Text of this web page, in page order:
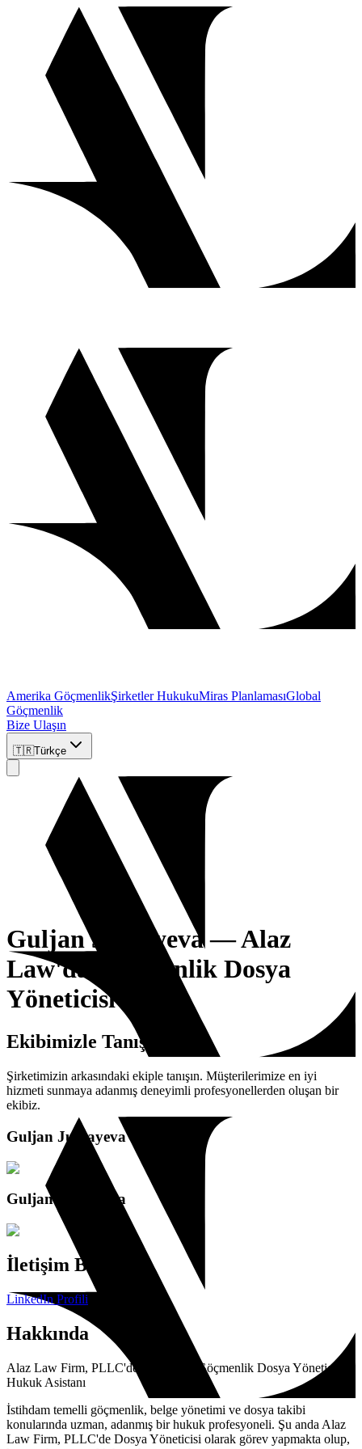
Amerika GöçmenlikŞirketler HukukuMiras PlanlamasıGlobal
Göçmenlik
Bize Ulaşın
🇹🇷Türkçe
Guljan Jumayeva — Alaz
Law'da Göçmenlik Dosya
Yöneticisi
Ekibimizle Tanışın
Şirketimizin arkasındaki ekiple tanışın. Müşterilerimize en iyi
hizmeti sunmaya adanmış deneyimli profesyonellerden oluşan bir
ekibiz.
Guljan Jumayeva
Guljan Jumayeva
İletişim Bilgileri
LinkedIn Profili
Hakkında
Alaz Law Firm, PLLC'de Paralegal | Göçmenlik Dosya Yöneticisi |
Hukuk Asistanı
İstihdam temelli göçmenlik, belge yönetimi ve dosya takibi
konularında uzman, adanmış bir hukuk profesyoneli. Şu anda Alaz
Law Firm, PLLC'de Dosya Yöneticisi olarak görev yapmakta olup,